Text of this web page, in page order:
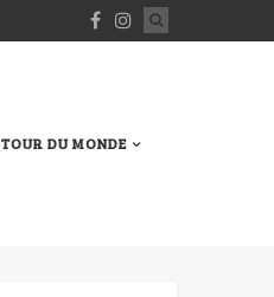
TOUR DU MONDE